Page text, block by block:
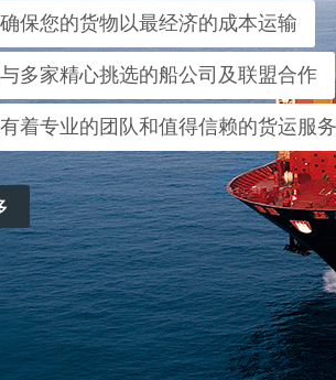
的货物以最经济的成本运输
精心挑选的船公司及联盟合作
业的团队和值得信赖的货运服务